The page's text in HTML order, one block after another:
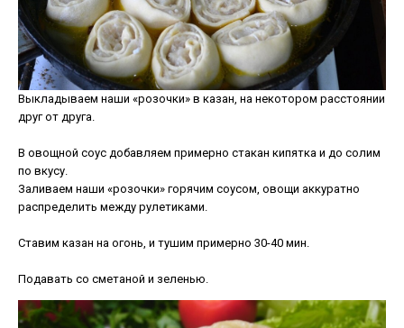
Выкладываем наши «розочки» в казан, на некотором расстоянии
друг от друга.
В овощной соус добавляем примерно стакан кипятка и до солим
по вкусу.
Заливаем наши «розочки» горячим соусом, овощи аккуратно
распределить между рулетиками.
Ставим казан на огонь, и тушим примерно 30-40 мин.
Подавать со сметаной и зеленью.